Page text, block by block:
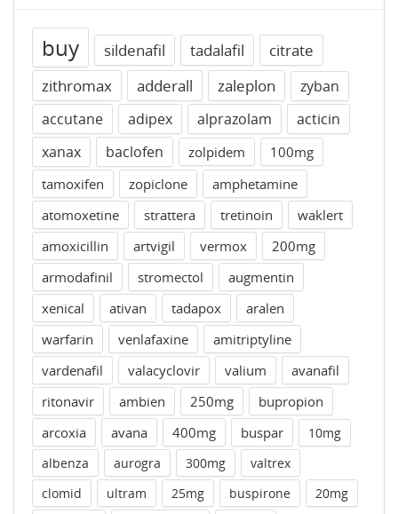
buy sildenafil tadalafil
citrate
zithromax
adderall zaleplon
zyban
accutane
adipex alprazolam
acticin
xanax
baclofen zolpidem
100mg
tamoxifen
zopiclone
amphetamine
atomoxetine
strattera tretinoin
waklert
amoxicillin
artvigil vermox
200mg
armodafinil
stromectol
augmentin
xenical
ativan tadapox
aralen
warfarin
venlafaxine
amitriptyline
vardenafil
valacyclovir valium
avanafil
ritonavir
ambien 250mg
bupropion
arcoxia
avana 400mg buspar
10mg
albenza
aurogra 300mg
valtrex
clomid
ultram 25mg buspirone
20mg